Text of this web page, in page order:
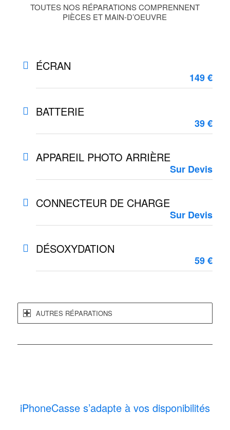
TOUTES NOS RÉPARATIONS COMPRENNENT
PIÈCES ET MAIN-D’OEUVRE
ÉCRAN
149 €
BATTERIE
39 €
APPAREIL PHOTO ARRIÈRE
Sur Devis
CONNECTEUR DE CHARGE
Sur Devis
DÉSOXYDATION
59 €
AUTRES RÉPARATIONS
iPhoneCasse s’adapte à vos disponibilités